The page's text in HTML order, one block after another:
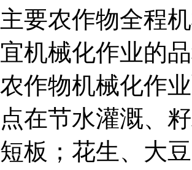
主要农作物全程
宜机械化作业的
农作物机械化作
点在节水灌溉、
短板；花生、大